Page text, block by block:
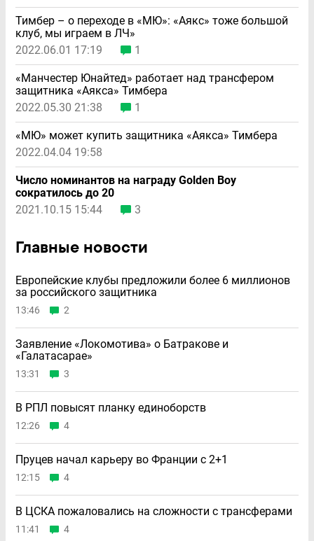
Тимбер – о переходе в «МЮ»: «Аякс» тоже большой
клуб, мы играем в ЛЧ»
2022.06.01 17:19
1
«Манчестер Юнайтед» работает над трансфером
защитника «Аякса» Тимбера
2022.05.30 21:38
1
«МЮ» может купить защитника «Аякса» Тимбера
2022.04.04 19:58
Число номинантов на награду Golden Boy
сократилось до 20
2021.10.15 15:44
3
Главные новости
Европейские клубы предложили более 6 миллионов
за российского защитника
13:46 2
Заявление «Локомотива» о Батракове и
«Галатасарае»
13:31 3
В РПЛ повысят планку единоборств
12:26 4
Пруцев начал карьеру во Франции с 2+1
12:15 4
В ЦСКА пожаловались на сложности с трансферами
11:41 4